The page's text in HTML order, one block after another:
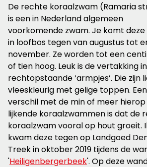
De rechte koraalzwam (Ramaria
is een in Nederland algemeen
voorkomende zwam. Je komt
in loofbos tegen van augustus tot
november. Ze worden tot een
of tien hoog. Leuk is de vertakking in
rechtopstaande ‘armpjes’. Die zijn
vleeskleurig met gelige toppen. Een
verschil met de min of meer hierop
lijkende koraalzwammen is dat de
koraalzwam vooral op hout groeit.
kwam deze tegen op Landgoed
Treek in oktober 2019 tijdens de
'Heiligenbergerbeek'. Op deze